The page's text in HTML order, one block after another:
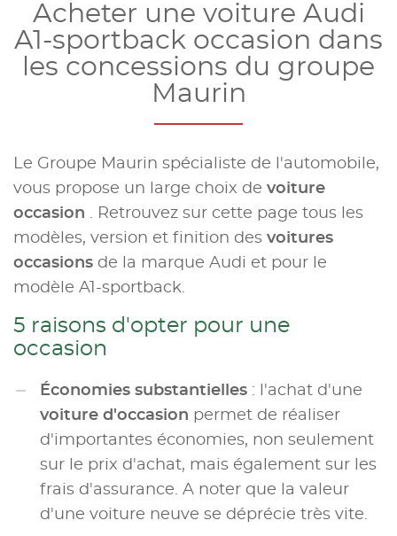
Acheter une voiture Audi
A1-sportback occasion dans
les concessions du groupe
Maurin
Le Groupe Maurin spécialiste de l'automobile,
vous propose un large choix de voiture
occasion . Retrouvez sur cette page tous les
modèles, version et finition des voitures
occasions de la marque Audi et pour le
modèle A1-sportback.
5 raisons d'opter pour une
occasion
Économies substantielles : l'achat d'une
voiture d'occasion permet de réaliser
d'importantes économies, non seulement
sur le prix d'achat, mais également sur les
frais d'assurance. A noter que la valeur
d'une voiture neuve se déprécie très vite.